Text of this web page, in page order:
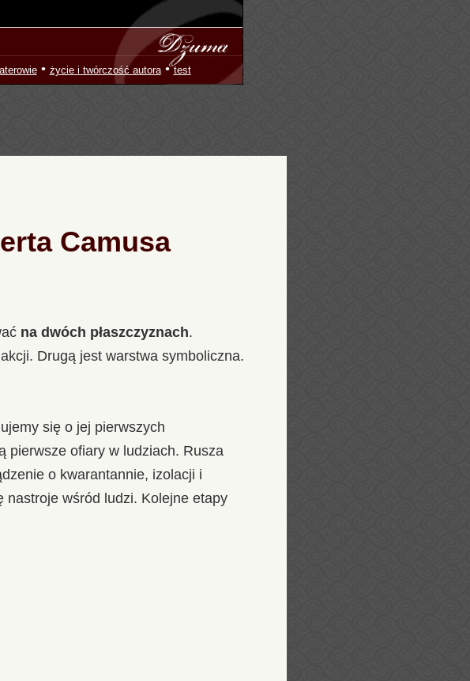
• życie i twórczość autora•test
Camusa
na dwóch płaszczyznach.
Drugą jest warstwa symboliczna.
się o jej pierwszych
pierwsze ofiary w ludziach. Rusza
o kwarantannie, izolacji i
nastroje wśród ludzi. Kolejne etapy